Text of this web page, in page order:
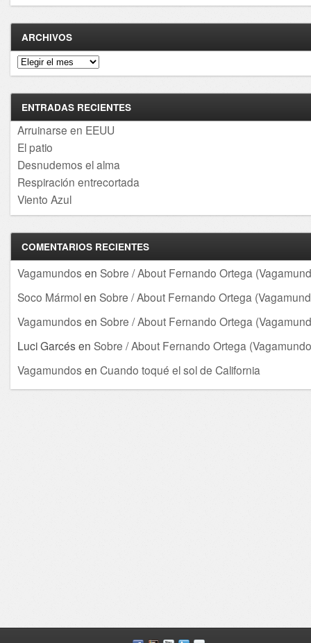
ARCHIVOS
Archivos
ENTRADAS RECIENTES
Arruinarse en EEUU
El patio
Desnudemos el alma
Respiración entrecortada
Viento Azul
COMENTARIOS RECIENTES
Vagamundos en Sobre / About Fernando Ortega
Soco Mármolen Sobre / About Fernando Ortega
Vagamundos en Sobre / About Fernando Ortega
Luci Garcés en Sobre / About Fernando Ortega
Vagamundos en Cuando toqué el sol de California